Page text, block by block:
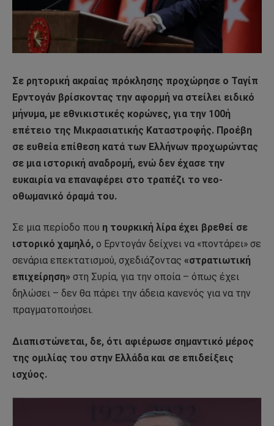
Σε ρητορική ακραίας πρόκλησης προχώρησε ο Ταγίπ
Ερντογάν βρίσκοντας την αφορμή να στείλει ειδικό
μήνυμα, με εθνικιστικές κορώνες, για την 100ή
επέτειο της Μικρασιατικής Καταστροφής. Προέβη
σε ευθεία επίθεση κατά των Ελλήνων προχωρώντας
σε μια ιστορική αναδρομή, ενώ δεν έχασε την
ευκαιρία να επαναφέρει στο τραπέζι το νεο-
οθωμανικό όραμά του.
Σε μια περίοδο που η τουρκική λίρα έχει βρεθεί σε
ιστορικό χαμηλό, ο Ερντογάν δείχνει να «ποντάρει» σε
σενάρια επεκτατισμού, σχεδιάζοντας «στρατιωτική
επιχείρηση» στη Συρία, για την οποία – όπως έχει
δηλώσει – δεν θα πάρει την άδεια κανενός για να την
πραγματοποιήσει.
Διαπιστώνεται, δε, ότι αφιέρωσε σημαντικό μέρος
της ομιλίας του στην Ελλάδα και σε επιδείξεις
ισχύος.